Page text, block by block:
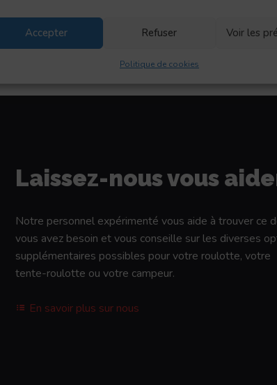
Accepter Refuser Voir les
Politique de cookies
Laissez-nous vous
Notre personnel expérimenté vous aide à trouver ce
vous avez besoin et vous conseille sur les diverses
supplémentaires possibles pour votre roulotte, votre
tente-roulotte ou votre campeur.
En savoir plus sur nous